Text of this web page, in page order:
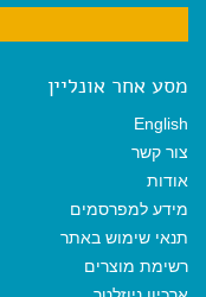
מסע אחר אונליין
English
צור קשר
אודות
מידע למפרסמים
תנאי שימוש באתר
רשימת מוצרים